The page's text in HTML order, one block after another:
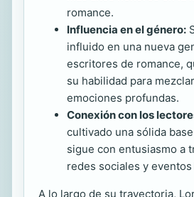
romance.
Influencia en el género:
influido en una nueva
escritores de romance,
su habilidad para
emociones profundas.
Conexión con los
cultivado una sólida
sigue con entusiasmo a
redes sociales y
A lo largo de su trayectoria,